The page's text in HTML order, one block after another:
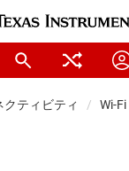
クティビティ Wi-